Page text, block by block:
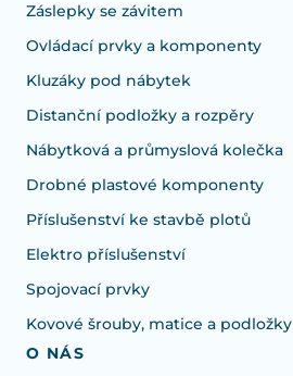
Záslepky se závitem
Ovládací prvky a komponenty
Kluzáky pod nábytek
Distanční podložky a rozpěry
Nábytková a průmyslová kolečka
Drobné plastové komponenty
Příslušenství ke stavbě plotů
Elektro příslušenství
Spojovací prvky
Kovové šrouby, matice a podložky
O NÁS